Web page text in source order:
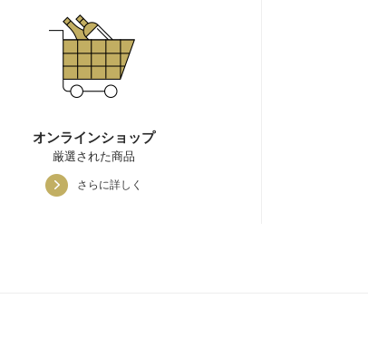
オンラインショップ
厳選された商品
さらに詳しく